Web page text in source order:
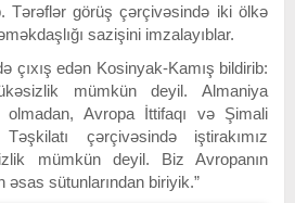
Tərəflər görüş çərçivəsində iki ölkə
sazişini imzalayıblar.
çıxış edən Kosinyak-Kamış bildirib:
mümkün deyil. Almaniya
olmadan, Avropa İttifaqı və Şimali
çərçivəsində iştirakımız
mümkün deyil. Biz Avropanın
əsas sütunlarından biriyik.”